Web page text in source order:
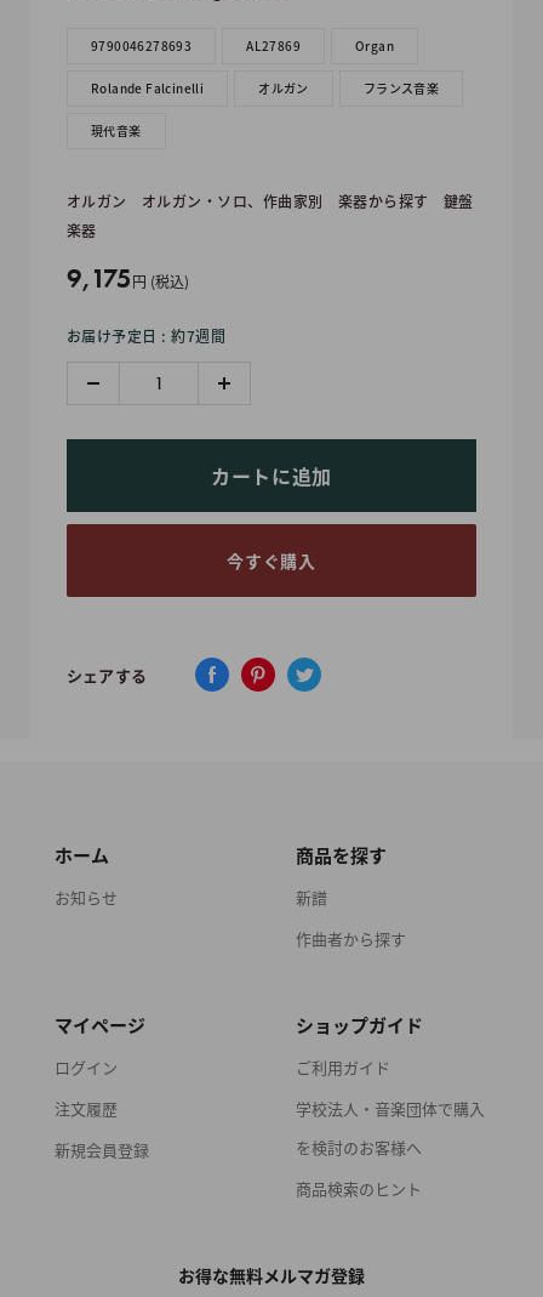
9790046278693 AL27869 Organ
Rolande Falcinelli オルガン フランス音楽
現代音楽
オルガン オルガン・ソロ、作曲家別 楽器から探す
鍵盤
楽器
販
価
格
9,175円 (税込)
お届け予定日 : 約7週間
カートに追加
今すぐ購入
シェアする
ホーム
お知らせ
商品を探す
新譜
作曲者から探す
マイページ
ログイン
注文履歴
新規会員登録
ショップガイド
ご利用ガイド
学校法人・音楽団体で購入
を検討のお客様へ
商品検索のヒント
お得な無料メルマガ登録